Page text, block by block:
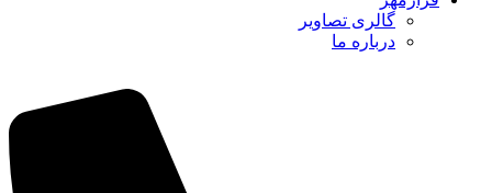
گالری تصاویر
درباره ما